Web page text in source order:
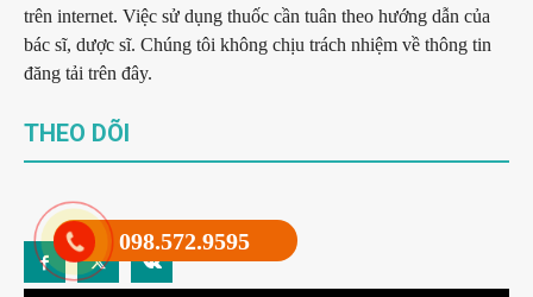
trên internet. Việc sử dụng thuốc cần tuân theo hướng dẫn của
bác sĩ, dược sĩ. Chúng tôi không chịu trách nhiệm về thông tin
đăng tải trên đây.
THEO DÕI
098.572.9595